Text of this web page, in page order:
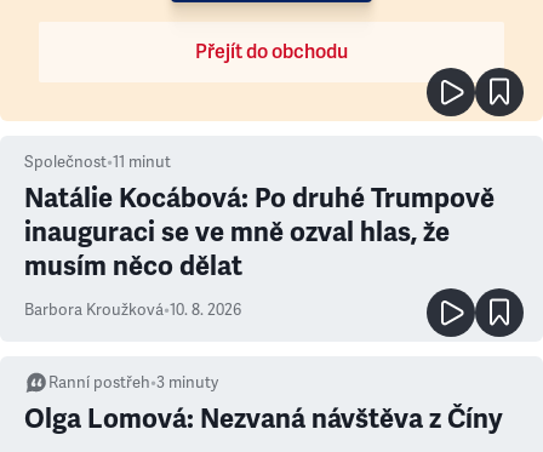
Přejít do obchodu
Společnost•11 minut
Natálie Kocábová: Po druhé Trumpově
inauguraci se ve mně ozval hlas, že
musím něco dělat
Barbora Kroužková•10. 8. 2026
Ranní postřeh•3 minuty
Olga Lomová: Nezvaná návštěva z Číny